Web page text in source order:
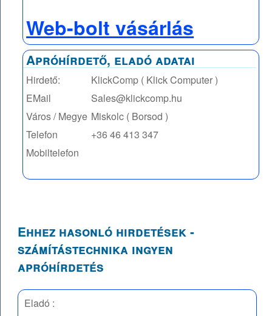
Web-bolt vásárlás
Apróhírdető, eladó adatai
Hirdető:
KlickComp ( Klick Computer )
EMail
Sales@klickcomp.hu
Város / Megye Miskolc ( Borsod )
Telefon
+36 46 413 347
Mobiltelefon
Ehhez hasonló hirdetések -
számítástechnika ingyen
apróhírdetés
Eladó :